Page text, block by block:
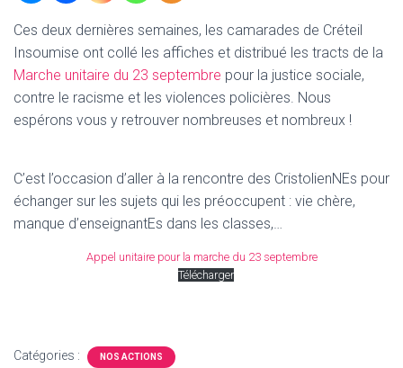
N
Ces deux dernières semaines, les camarades de Créteil
Insoumise ont collé les affiches et distribué les tracts de la
Marche unitaire du 23 septembre pour la justice sociale,
contre le racisme et les violences policières. Nous
espérons vous y retrouver nombreuses et nombreux !
C’est l’occasion d’aller à la rencontre des CristolienNEs pour
échanger sur les sujets qui les préoccupent : vie chère,
manque d’enseignantEs dans les classes,…
Appel unitaire pour la marche du 23 septembre
Télécharger
Catégories : NOS ACTIONS